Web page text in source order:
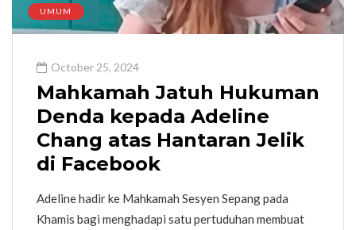
UMUM
October 25, 2024
Mahkamah Jatuh Hukuman
Denda kepada Adeline
Chang atas Hantaran Jelik
di Facebook
Adeline hadir ke Mahkamah Sesyen Sepang pada
Khamis bagi menghadapi satu pertuduhan membuat